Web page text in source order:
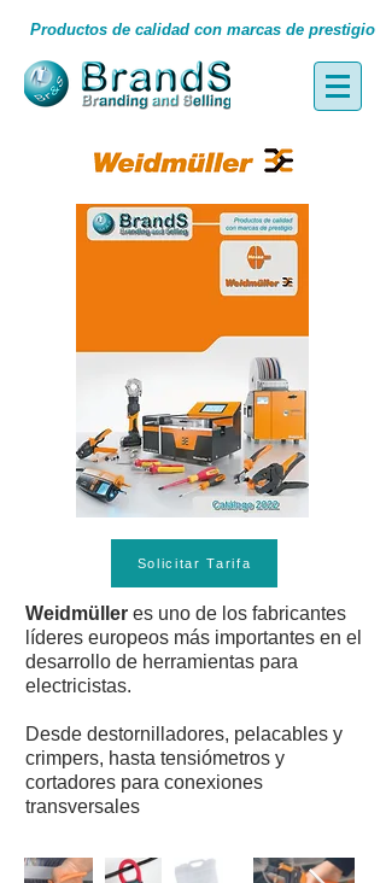
Productos de calidad con marcas de prestigio
Solicitar Tarifa
Weidmüller es uno de los fabricantes
líderes europeos más importantes en el
desarrollo de herramientas para
electricistas.
Desde destornilladores, pelacables y
crimpers, hasta tensiómetros y
cortadores para conexiones
transversales